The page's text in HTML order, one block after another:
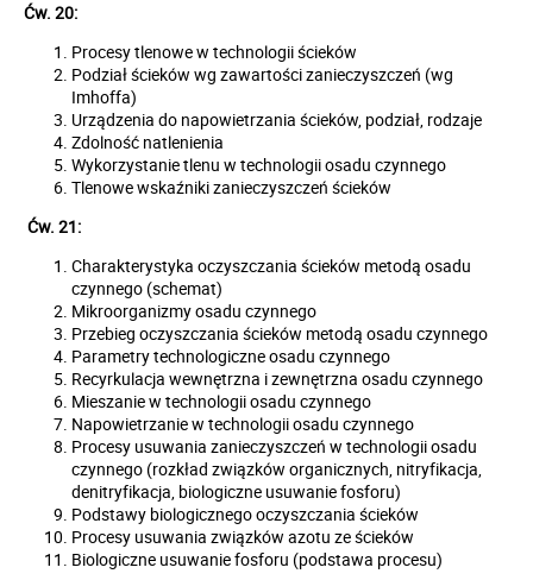
Ćw. 20:
Procesy tlenowe w technologii ścieków
Podział ścieków wg zawartości zanieczyszczeń (wg
Imhoffa)
Urządzenia do napowietrzania ścieków, podział, rodzaje
Zdolność natlenienia
Wykorzystanie tlenu w technologii osadu czynnego
Tlenowe wskaźniki zanieczyszczeń ścieków
Ćw. 21:
Charakterystyka oczyszczania ścieków metodą osadu
czynnego (schemat)
Mikroorganizmy osadu czynnego
Przebieg oczyszczania ścieków metodą osadu czynnego
Parametry technologiczne osadu czynnego
Recyrkulacja wewnętrzna i zewnętrzna osadu czynnego
Mieszanie w technologii osadu czynnego
Napowietrzanie w technologii osadu czynnego
Procesy usuwania zanieczyszczeń w technologii osadu
czynnego (rozkład związków organicznych, nitryfikacja,
denitryfikacja, biologiczne usuwanie fosforu)
Podstawy biologicznego oczyszczania ścieków
Procesy usuwania związków azotu ze ścieków
Biologiczne usuwanie fosforu (podstawa procesu)